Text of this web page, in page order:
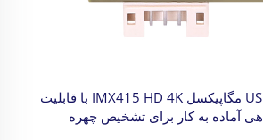
ماژول دوربین USB 8 مگاپیکسل IMX415 HD 4K با قابلیت